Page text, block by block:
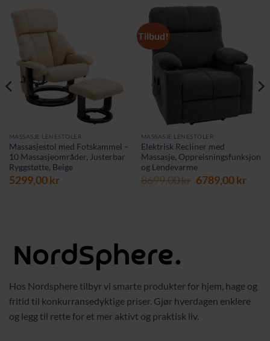
MASSASJE LENESTOLER
Massasjestol med Fotskammel –
10 Massasjeområder, Justerbar
Ryggstøtte, Beige
5299,00kr
Tilbud!
MASSASJE LENESTOLER
Elektrisk Recliner med
Massasje, Oppreisningsfunksjon
og Lendevarme
8699,00kr Opprinnelig
6789,00kr
Hos Nordsphere tilbyr vi smarte produkter for hjem, hage og
fritid til konkurransedyktige priser. Gjør hverdagen enklere
og legg til rette for et mer aktivt og praktisk liv.